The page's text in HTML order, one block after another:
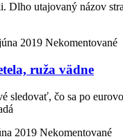
Dlho utajovaný názov
2019 Nekomentované
ruža vädne
sledovať, čo sa po
2019 Nekomentované